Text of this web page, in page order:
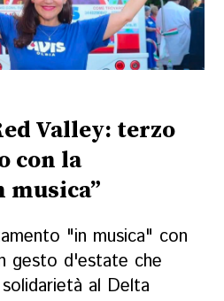
Valley: terzo
con la
musica”
"in musica" con
gesto d'estate che
al Delta